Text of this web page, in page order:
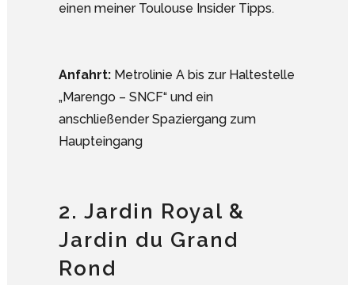
einen meiner Toulouse Insider Tipps.
Anfahrt: Metrolinie A bis zur Haltestelle
„Marengo – SNCF“ und ein
anschließender Spaziergang zum
Haupteingang
2. Jardin Royal &
Jardin du Grand
Rond